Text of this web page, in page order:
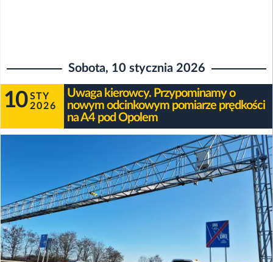
Sobota, 10 stycznia 2026
10 STY
2026
Uwaga kierowcy. Przypominamy o
nowym odcinkowym pomiarze prędkości
na A4 pod Opolem